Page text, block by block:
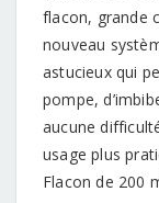
flacon, grande
nouveau
astucieux qui
pompe,
aucune
usage plus
Flacon de 200